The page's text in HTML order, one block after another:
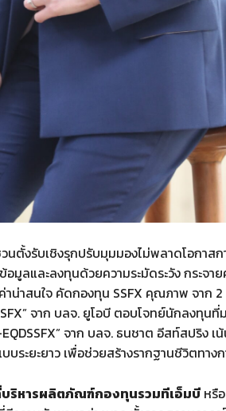
นตั้งรับเชิงรุกปรับมุมมองไม่พลาดโอกาส
มูลและลงทุนด้วยความระมัดระวัง กระจ
าน่าสนใจ คัดกองทุน SSFX คุณภาพ จาก
จาก บลจ. ยูโอบี ตอบโจทย์นักลงทุนที่ม
จาก บลจ. ธนชาต อีสท์สปริง
ะยะยาว เพื่อช่วยสร้างรากฐานชีวิตทาง
บริหารผลิตภัณฑ์กองทุนรวมทีเอ็มบี หรื